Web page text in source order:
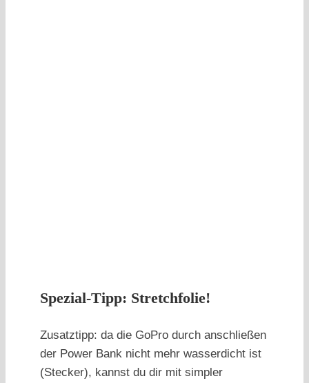
Spezial-Tipp: Stretchfolie!
Zusatztipp: da die GoPro durch anschließen
der Power Bank nicht mehr wasserdicht ist
(Stecker), kannst du dir mit simpler